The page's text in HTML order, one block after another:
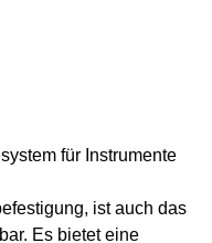
für Instrumente
ist auch das
Es bietet eine